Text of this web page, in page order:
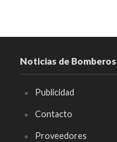
Noticias de Bomberos
Publicidad
Contacto
Proveedores